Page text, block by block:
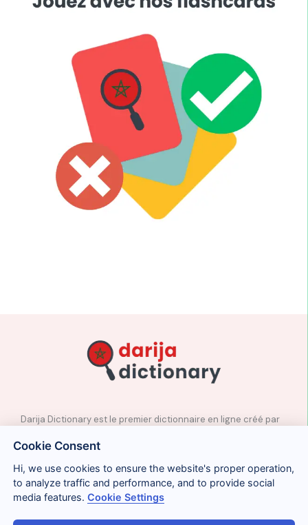
Darija Dictionary est le premier dictionnaire en ligne créé par
✉️
📲Réseaux sociaux
🤝🏼Proposer des mots
Cookie Consent
Hi, we use cookies to ensure the website's proper operation,
to analyze traffic and performance, and to provide social
media features.Cookie Settings